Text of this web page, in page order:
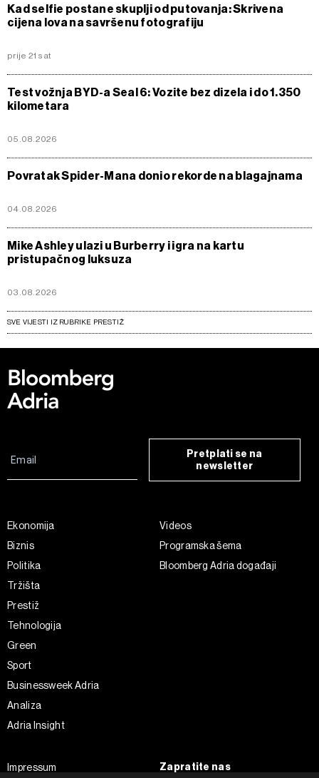
Kad selfie postane skuplji od putovanja: Skrivena
cijena lova na savršenu fotografiju
prije 21 sat
Test vožnja BYD-a Seal 6: Vozite bez dizela i do 1.350
kilometara
05.08.2026
Povratak Spider-Mana donio rekorde na blagajnama
04.08.2026
Mike Ashley ulazi u Burberry i igra na kartu
pristupačnog luksuza
03.08.2026
SVE VIJESTI IZ RUBRIKE PRESTIŽ
Pretplati se na
newsletter
Ekonomija
Biznis
Politika
Tržišta
Prestiž
Tehnologija
Green
Sport
Businessweek Adria
Analiza
Adria Insight
Videos
Programska šema
Bloomberg Adria događaji
Impressum
Zapratite nas